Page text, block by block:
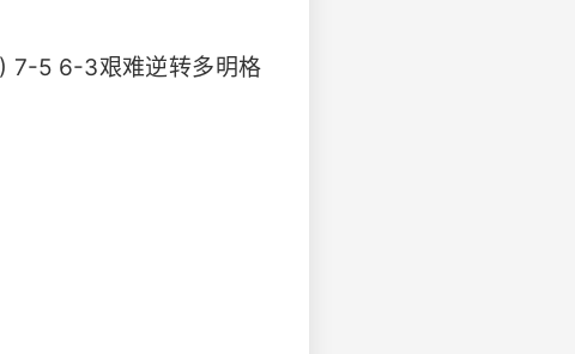
7-5 6-3艰难逆转多明格